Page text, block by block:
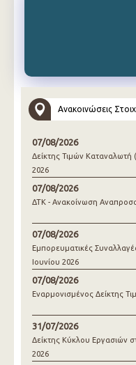
Ανακοινώσεις
07/08/2026
Δείκτης Τιμών Καταναλωτή
2026
07/08/2026
ΔΤΚ - Ανακοίνωση
07/08/2026
Εμπορευματικές
Ιουνίου 2026
07/08/2026
Εναρμονισμένος Δείκτης
31/07/2026
Δείκτης Κύκλου Εργασιών
2026